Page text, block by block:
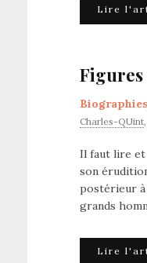
Lire
Figures
Biographies
Charles-QUint,
Il faut lire et
son
postérieur à
grands
Lire